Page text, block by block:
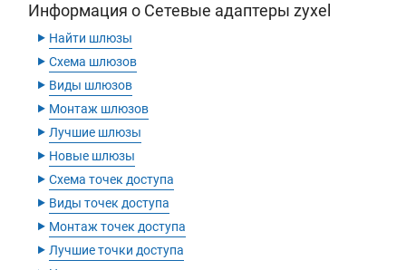
Информация о Сетевые адаптеры zyxel
‣ Найти шлюзы
‣ Схема шлюзов
‣ Виды шлюзов
‣ Монтаж шлюзов
‣ Лучшие шлюзы
‣ Новые шлюзы
‣ Схема точек доступа
‣ Виды точек доступа
‣ Монтаж точек доступа
‣ Лучшие точки доступа